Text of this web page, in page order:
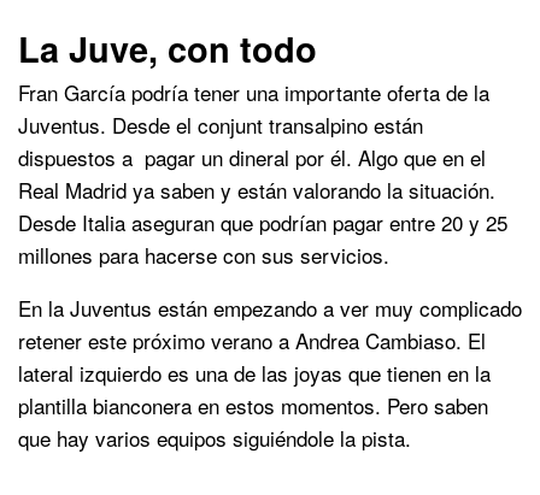
La Juve, con todo
Fran García podría tener una importante oferta de la
Juventus. Desde el conjunt transalpino están
dispuestos a pagar un dineral por él. Algo que en el
Real Madrid ya saben y están valorando la situación.
Desde Italia aseguran que podrían pagar entre 20 y 25
millones para hacerse con sus servicios.
En la Juventus están empezando a ver muy complicado
retener este próximo verano a Andrea Cambiaso. El
lateral izquierdo es una de las joyas que tienen en la
plantilla bianconera en estos momentos. Pero saben
que hay varios equipos siguiéndole la pista.